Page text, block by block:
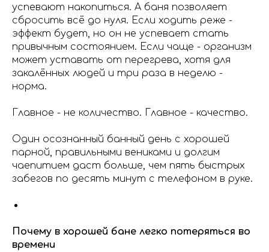
успевают накопиться. А баня позволяет
сбросить всё до нуля. Если ходить реже -
эффект будет, но он не успевает стать
привычным состоянием. Если чаще - организм
может уставать от перегрева, хотя для
закалённых людей и три раза в неделю -
норма.
Главное - не количество. Главное - качество.
Один осознанный банный день с хорошей
парной, правильными вениками и долгим
чаепитием даст больше, чем пять быстрых
забегов по десять минут с телефоном в руке.
Почему в хорошей бане легко потеряться во
времени